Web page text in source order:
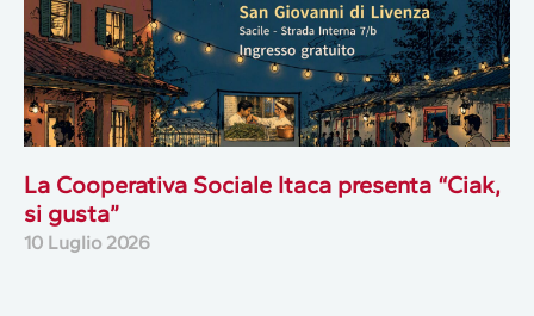
La Cooperativa Sociale Itaca presenta “Ciak,
si gusta”
10 Luglio 2026